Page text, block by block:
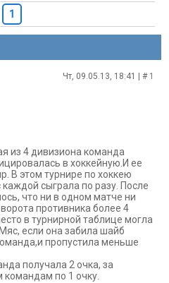
1
Чт, 09.05.13, 18:41 | # 1
из 4 дивизиона команда
в хоккейную.И ее
В этом турнире по хоккею
сыграла по разу. После
что ни в одном матче ни
противника более 4
в турнирной таблице могла
если она забила шайб
пропустила меньше
получала 2 очка, за
по 1 очку.